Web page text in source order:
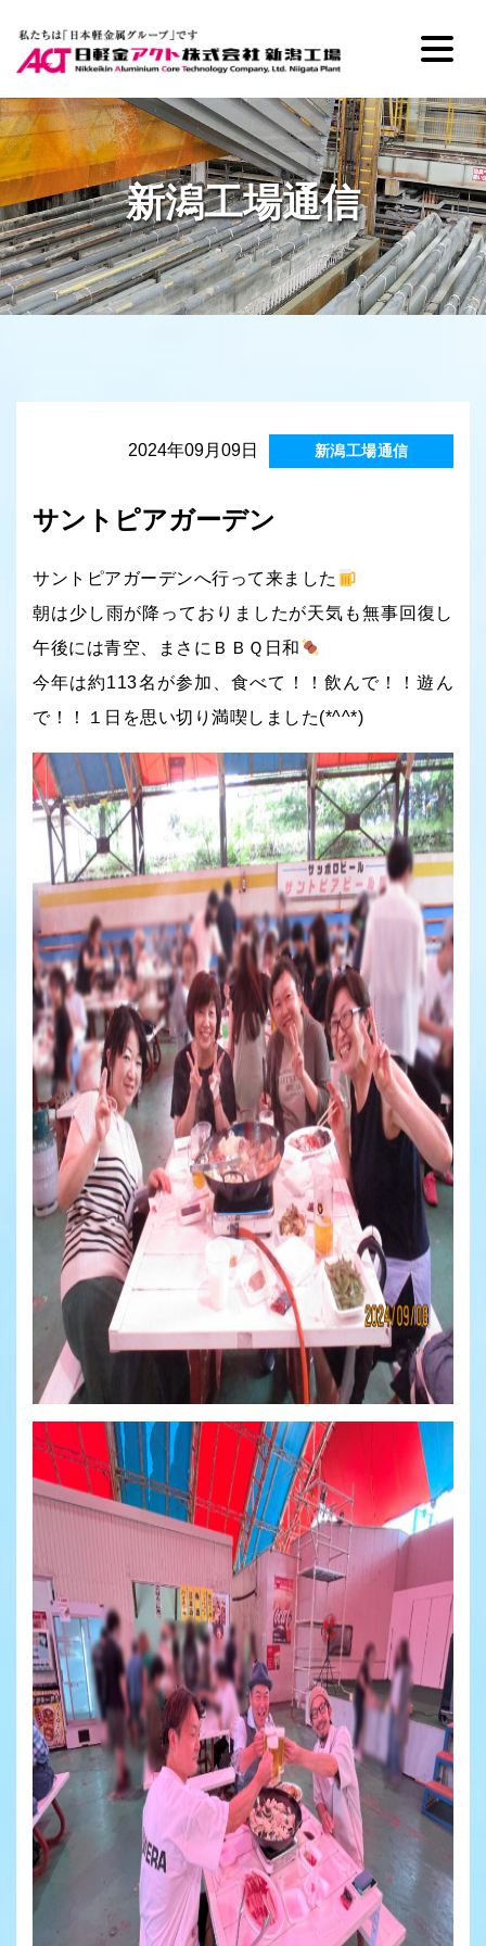
新潟工場通信
2024年09月09日 新潟工場通信
サントピアガーデン
サントピアガーデンへ行って来ました
朝は少し雨が降っておりましたが天気も無事回復し
午後には青空、まさにＢＢＱ日和
今年は約113名が参加、食べて！！飲んで！！遊ん
で！！１日を思い切り満喫しました(*^^*)